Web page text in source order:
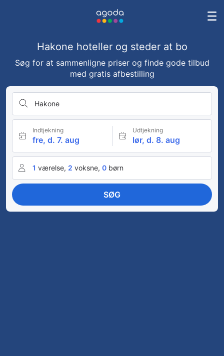
Hakone hoteller og steder at bo
Søg for at sammenligne priser og finde gode tilbud
med gratis afbestilling
Hakone
Indtjekning
fre, d. 7. aug
Udtjekning
lør, d. 8. aug
1 værelse, 2 voksne, 0 børn
SØG